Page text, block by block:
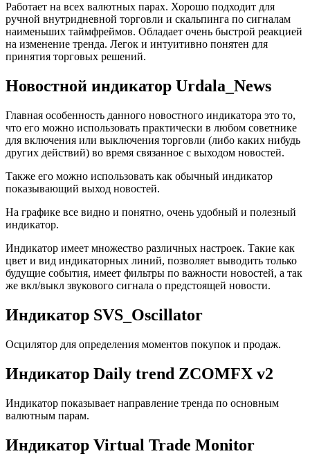
Работает на всех валютных парах. Хорошо подходит для
ручной внутридневной торговли и скальпинга по сигналам
наименьших таймфреймов. Обладает очень быстрой реакцией
на изменение тренда. Легок и интуитивно понятен для
принятия торговых решений.
Новостной индикатор Urdala_News
Главная особенность данного новостного индикатора это то,
что его можно использовать практически в любом советнике
для включения или выключения торговли (либо каких нибудь
других действий) во время связанное с выходом новостей.
Также его можно использовать как обычный индикатор
показывающий выход новостей.
На графике все видно и понятно, очень удобный и полезный
индикатор.
Индикатор имеет множество различных настроек. Такие как
цвет и вид индикаторных линий, позволяет выводить только
будущие события, имеет фильтры по важности новостей, а так
же вкл/выкл звукового сигнала о предстоящей новости.
Индикатор SVS_Oscillator
Осцилятор для определения моментов покупок и продаж.
Индикатор Daily trend ZCOMFX v2
Индикатор показывает направление тренда по основным
валютным парам.
Индикатор Virtual Trade Monitor